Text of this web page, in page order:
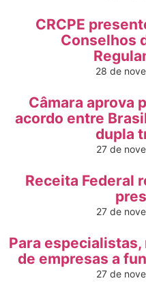
CRCPE
Conselhos
28 de
Câmara aprova
acordo entre
dupla
27 de
Receita Federal
27 de
Para
de empresas a
27 de